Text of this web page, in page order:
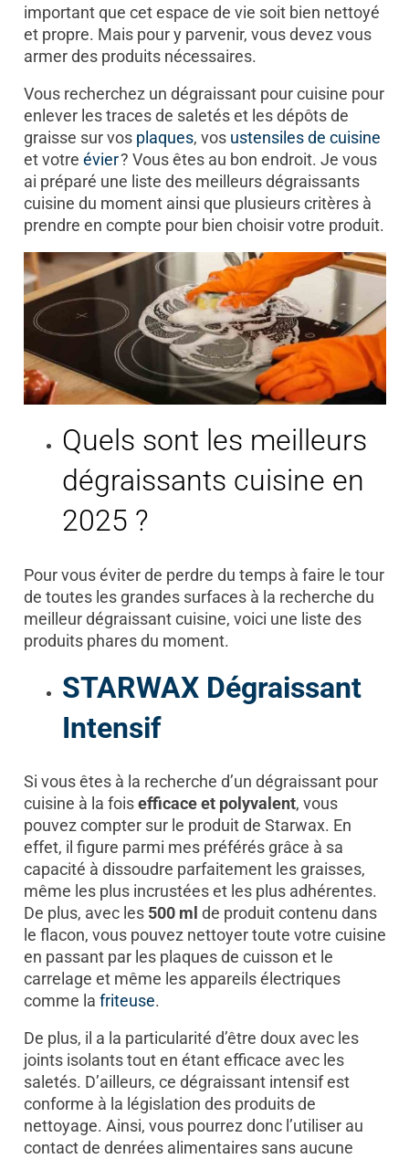
important que cet espace de vie soit bien nettoyé
et propre. Mais pour y parvenir, vous devez vous
armer des produits nécessaires.
Vous recherchez un dégraissant pour cuisine pour
enlever les traces de saletés et les dépôts de
graisse sur vos plaques, vos ustensiles de cuisine
et votre évier? Vous êtes au bon endroit. Je vous
ai préparé une liste des meilleurs dégraissants
cuisine du moment ainsi que plusieurs critères à
prendre en compte pour bien choisir votre produit.
Quels sont les meilleurs
dégraissants cuisine en
2025 ?
Pour vous éviter de perdre du temps à faire le tour
de toutes les grandes surfaces à la recherche du
meilleur dégraissant cuisine, voici une liste des
produits phares du moment.
STARWAX Dégraissant
Intensif
Si vous êtes à la recherche d’un dégraissant pour
cuisine à la foisefficace et polyvalent, vous
pouvez compter sur le produit de Starwax. En
effet, il figure parmi mes préférés grâce à sa
capacité à dissoudre parfaitement les graisses,
même les plus incrustées et les plus adhérentes.
De plus, avec les 500 ml de produit contenu dans
le flacon, vous pouvez nettoyer toute votre cuisine
en passant par les plaques de cuisson et le
carrelage et même les appareils électriques
comme la friteuse.
De plus, il a la particularité d’être doux avec les
joints isolants tout en étant efficace avec les
saletés. D’ailleurs, ce dégraissant intensif est
conforme à la législation des produits de
nettoyage. Ainsi, vous pourrez donc l’utiliser au
contact de denrées alimentaires sans aucune